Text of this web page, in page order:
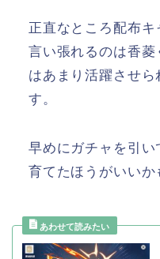
正直なところ配布
言い張れるのは香
はあまり活躍させ
す。
早めにガチャを引
育てたほうがいいか